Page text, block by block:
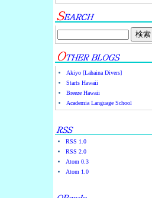
Akiyo [Lahaina Divers]
Starts Hawaii
Breeze Hawaii
Academia Language School
RSS 1.0
RSS 2.0
Atom 0.3
Atom 1.0